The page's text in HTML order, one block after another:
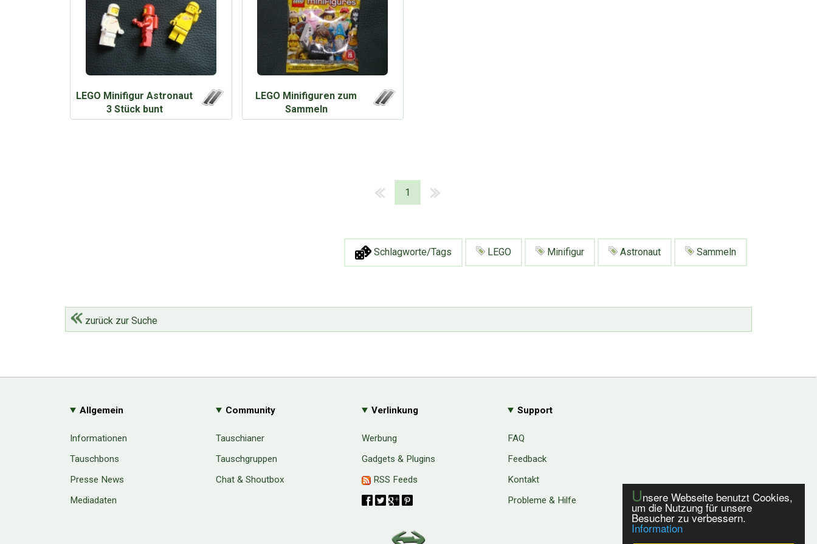
Unsere Webseite benutzt Cookies,
um die Nutzung für unsere
Besucher zu verbessern.
Information
LEGO Minifigur Astronaut
3 Stück bunt
LEGO Minifiguren zum
Sammeln
1
Schlagworte/Tags LEGO Minifigur Astronaut Sammeln
zurück zur Suche
Allgemein
Informationen
Tauschbons
Presse News
Mediadaten
Community
Tauschianer
Tauschgruppen
Chat & Shoutbox
Verlinkung
Werbung
Gadgets & Plugins
RSS Feeds
Support
FAQ
Feedback
Kontakt
Probleme & Hilfe